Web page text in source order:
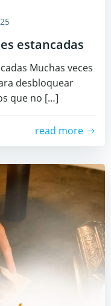
estancadas
Muchas veces
desbloquear
que no […]
read more